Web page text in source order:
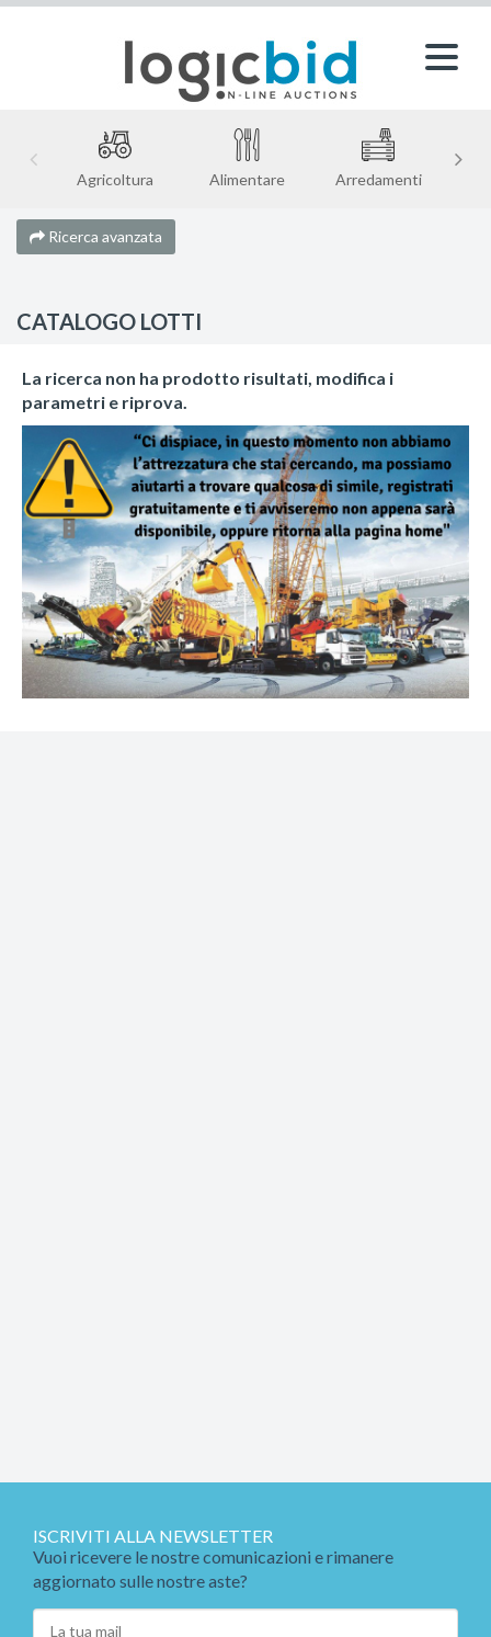
Agricoltura Alimentare Arredamenti
Ricerca avanzata
CATALOGO LOTTI
La ricerca non ha prodotto risultati, modifica i
parametri e riprova.
ISCRIVITI ALLA NEWSLETTER
Vuoi ricevere le nostre comunicazioni e rimanere
aggiornato sulle nostre aste?